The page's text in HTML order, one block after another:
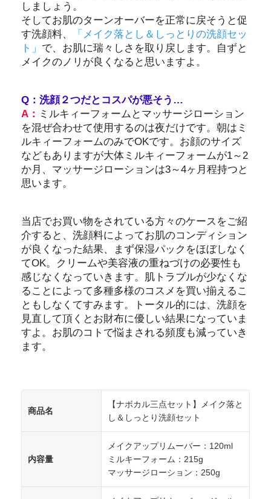
しましょう。
そしてお肌のターンオーバーを正常に戻そうと促
す洗顔料、
「メイク落とし＆しっとりの洗顔セッ
ト」 で、お肌に瑞々しさを取り戻します。自ずと
メイクのノリが良くなると思いますよ。
Q：洗顔２つだとコスパが悪そう…
A： ミルキィーフォームとマッサージローション
を混ぜ合わせて使用するのは夜だけです。朝はミ
ルキィーフォームのみでOKです。お顔のサイズ
などもありますが大体ミルキィーフォームが1～2
か月、マッサージローションは3～4ヶ月程持つと
思います。
当店でお買い物をされている方々のケースをご紹
介すると、洗顔料によってお肌のコンディション
が良くなった結果、まず保湿パックをほぼしなく
てOK。クリームや美容液の重ねづけの必要性も
感じなくなっていきます。肌トラブルが少なくな
ることによって多種多様のコスメを買い揃えるこ
ともしなくてすみます。トータル的には、洗顔を
見直して頂くとお財布に優しい結果になっていま
すよ。お肌のコトで悩まされる頻度も減っていき
ます。
商品名
【ナボカル三点セット】メイク落と
し＆しっとり洗顔セット
内容量
メイクアップリムーバー：120ml
ミルキーフォーム：215g
マッサージローション：250g